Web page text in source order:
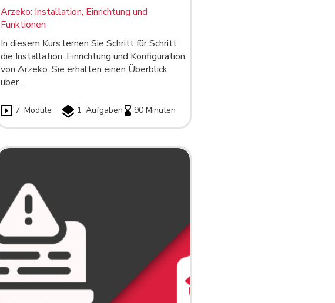
Arzeko: Installation, Einrichtung und
Funktionen
In diesem Kurs lernen Sie Schritt für Schritt
die Installation, Einrichtung und Konfiguration
von Arzeko. Sie erhalten einen Überblick
über…
7 Module 1 Aufgaben 90 Minuten